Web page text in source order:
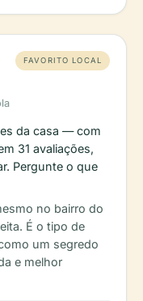
FAVORITO LOCAL
da casa — com
31 avaliações,
Pergunte o que
no bairro do
É o tipo de
um segredo
e melhor